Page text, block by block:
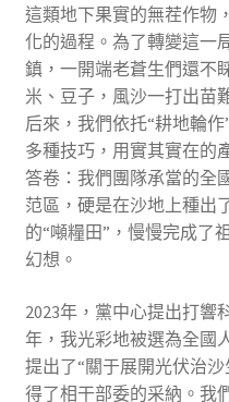
這類地下果實的無茬作物
化的過程。為了轉變這一
鎮，一開端老蒼生們還不
米、豆子，風沙一打出苗
后來，我們依托“耕地輪
多種技巧，用實其實在的
答卷：我們團隊承當的全
范區，硬是在沙地上種出
的“噸糧田”，慢慢完成了
幻想。
2023年，黨中心提出打響
年，我光彩地被選為全國
提出了“關于展開光伏治
得了相干部委的采納。我